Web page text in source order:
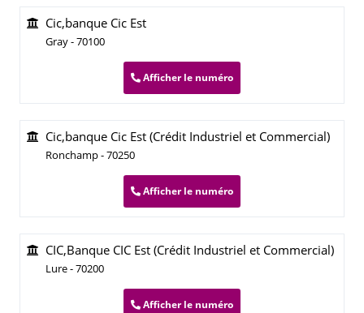
Cic,banque Cic Est
Gray - 70100
Afficher le numéro
Cic,banque Cic Est (Crédit Industriel et Commercial)
Ronchamp - 70250
Afficher le numéro
CIC,Banque CIC Est (Crédit Industriel et Commercial)
Lure - 70200
Afficher le numéro